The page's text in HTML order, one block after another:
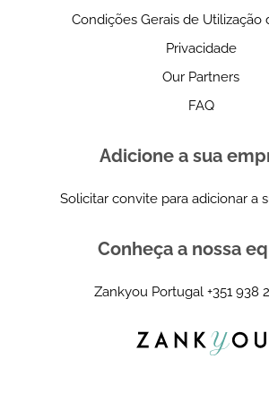
Condições Gerais de Utilização
Privacidade
Our Partners
FAQ
Adicione a sua
Solicitar convite para adicionar a
Conheça a nossa
Zankyou Portugal +351 938